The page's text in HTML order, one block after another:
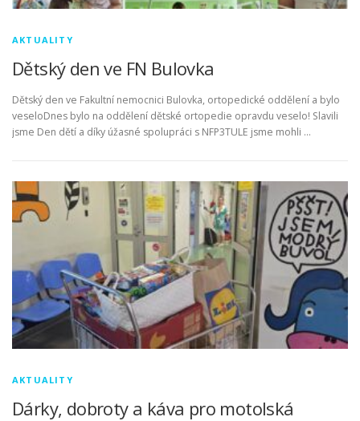
AKTUALITY
Dětský den ve FN Bulovka
Dětský den ve Fakultní nemocnici Bulovka, ortopedické oddělení a bylo
veseloDnes bylo na oddělení dětské ortopedie opravdu veselo! Slavili
jsme Den dětí a díky úžasné spolupráci s NFP3TULE jsme mohli …
AKTUALITY
Dárky, dobroty a káva pro motolská